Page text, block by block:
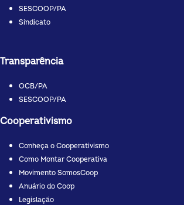
SESCOOP/PA
Sindicato
Transparência
OCB/PA
SESCOOP/PA
Cooperativismo
Conheça o Cooperativismo
Como Montar Cooperativa
Movimento SomosCoop
Anuário do Coop
Legislação